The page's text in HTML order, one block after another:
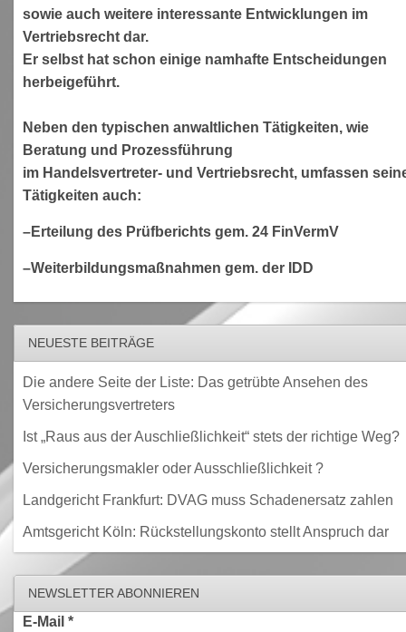
sowie auch weitere interessante Entwicklungen im
Vertriebsrecht dar.
Er selbst hat schon einige namhafte Entscheidungen
herbeigeführt.
Neben den typischen anwaltlichen Tätigkeiten, wie
Beratung und Prozessführung
im Handelsvertreter- und Vertriebsrecht, umfassen
Tätigkeiten auch:
–Erteilung des Prüfberichts gem. 24 FinVermV
–Weiterbildungsmaßnahmen gem. der IDD
NEUESTE BEITRÄGE
Die andere Seite der Liste: Das getrübte Ansehen des
Versicherungsvertreters
Ist „Raus aus der Auschließlichkeit“ stets der richtige Weg?
Versicherungsmakler oder Ausschließlichkeit ?
Landgericht Frankfurt: DVAG muss Schadenersatz zahlen
Amtsgericht Köln: Rückstellungskonto stellt Anspruch dar
NEWSLETTER ABONNIEREN
E-Mail *